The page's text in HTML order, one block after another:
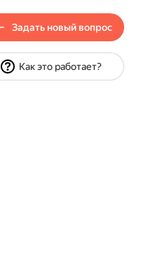
Задать новый вопрос
Как это работает?